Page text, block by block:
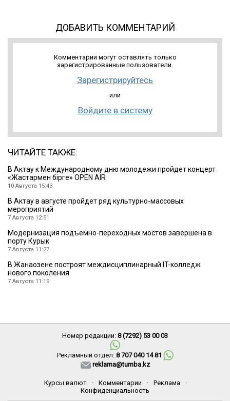
ДОБАВИТЬ КОММЕНТАРИЙ
Комментарии могут оставлять только
зарегистрированные пользователи.
Зарегистрируйтесь
или
Войдите в систему
ЧИТАЙТЕ ТАКЖЕ:
В Актау к Международному дню молодежи пройдет концерт
«Жастармен бірге» OPEN AIR
10 Августа 15:43
В Актау в августе пройдет ряд культурно-массовых
мероприятий
7 Августа 12:51
Модернизация подъемно-переходных мостов завершена в
порту Курык
7 Августа 11:27
В Жанаозене построят междисциплинарный IT-колледж
нового поколения
7 Августа 11:19
Номер редакции: 8 (7292) 53 00 03
Рекламный отдел: 8 707 040 14 81
reklama@tumba.kz
Курсы валют · Комментарии · Реклама
·
Конфиденциальность